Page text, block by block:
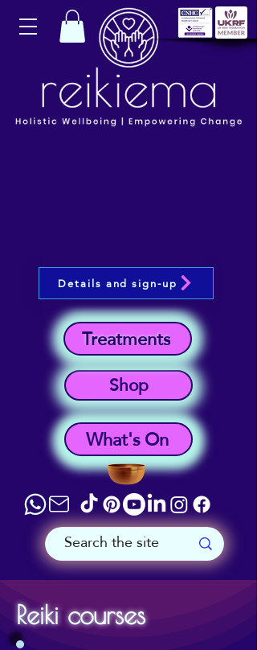
What's On
Shop
Treatments
Details and sign-up
Reiki courses